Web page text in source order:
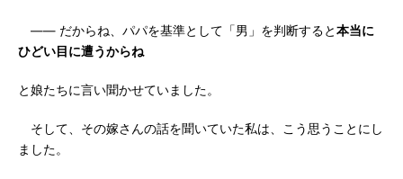
―― だからね、パパを基準として「男」を判断すると本当に
ひどい目に遭うからね
と娘たちに言い聞かせていました。
そして、その嫁さんの話を聞いていた私は、こう思うことにし
ました。